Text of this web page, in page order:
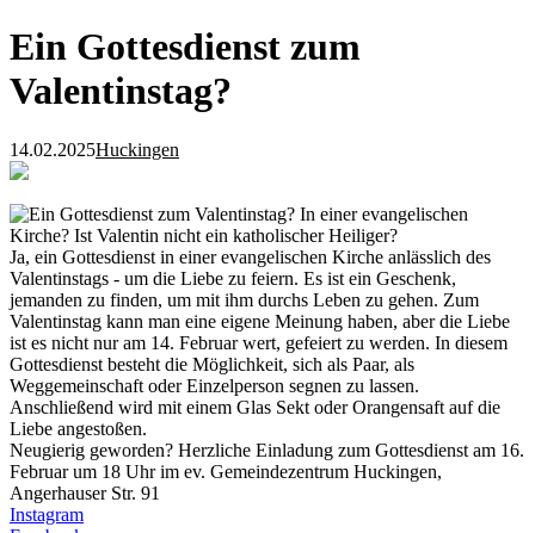
Ein Gottesdienst zum
Valentinstag?
14.02.2025Huckingen
Ein Gottesdienst zum Valentinstag? In einer evangelischen
Kirche? Ist Valentin nicht ein katholischer Heiliger?
Ja, ein Gottesdienst in einer evangelischen Kirche anlässlich des
Valentinstags - um die Liebe zu feiern. Es ist ein Geschenk,
jemanden zu finden, um mit ihm durchs Leben zu gehen. Zum
Valentinstag kann man eine eigene Meinung haben, aber die Liebe
ist es nicht nur am 14. Februar wert, gefeiert zu werden. In diesem
Gottesdienst besteht die Möglichkeit, sich als Paar, als
Weggemeinschaft oder Einzelperson segnen zu lassen.
Anschließend wird mit einem Glas Sekt oder Orangensaft auf die
Liebe angestoßen.
Neugierig geworden? Herzliche Einladung zum Gottesdienst am 16.
Februar um 18 Uhr im ev. Gemeindezentrum Huckingen,
Angerhauser Str. 91
Instagram